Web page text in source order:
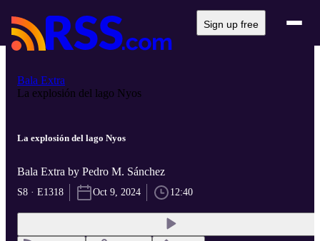
Sign up free
Bala Extra
La explosión del lago Nyos
La explosión del lago Nyos
Bala Extra by Pedro M. Sánchez
S8 · E1318 Oct 9, 2024 12:40